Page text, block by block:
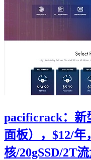
pacificrack：新
面板），$12/
核/20gSSD/2T